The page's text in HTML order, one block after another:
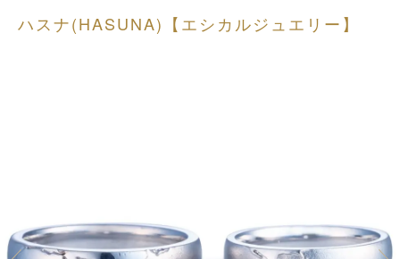
ハスナ(HASUNA)【エシカルジュエリー】